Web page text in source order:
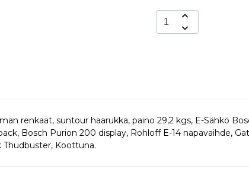
renkaat, suntour haarukka, paino 29,2 kgs, E-Sähkö
Bosch Purion 200 display, Rohloff E-14 napavaihde,
Thudbuster, Koottuna.